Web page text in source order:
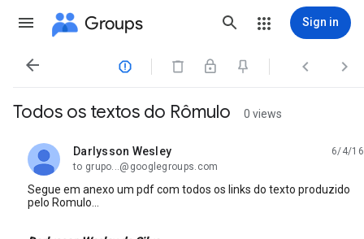
Groups Sign in
   
Todos os textos do Rômulo 0 views
Darlysson Wesley
unread,
6/4/16
to grupo...@googlegroups.com
Segue em anexo um pdf com todos os links do texto produzido
pelo Romulo...